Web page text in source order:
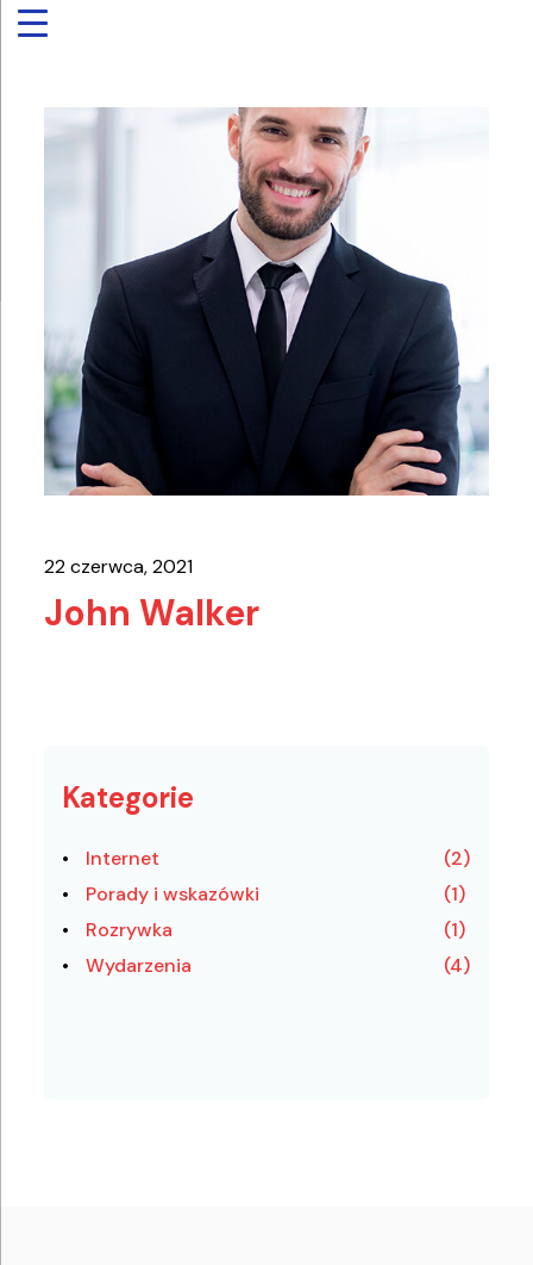
22 czerwca, 2021
John Walker
Kategorie
Internet
(2)
Porady i wskazówki
(1)
Rozrywka
(1)
Wydarzenia
(4)